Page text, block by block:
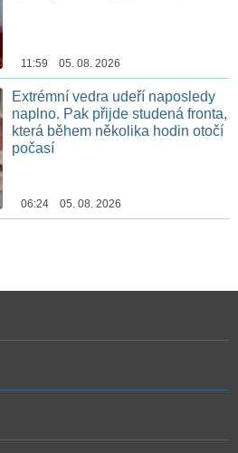
11:59 05. 08. 2026
Extrémní vedra udeří naposledy
naplno. Pak přijde studená fronta,
která během několika hodin otočí
počasí
06:24 05. 08. 2026